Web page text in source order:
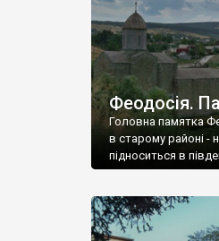
Феодосія.
Головна памятка
в старому районі -
підноситься в